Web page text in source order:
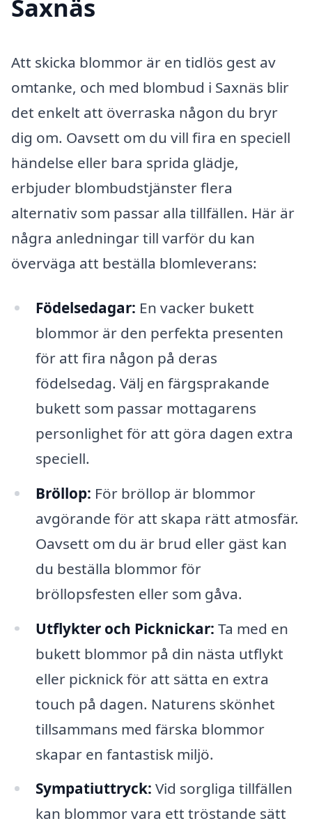
Saxnäs
Att skicka blommor är en tidlös gest av
omtanke, och med blombud i Saxnäs blir
det enkelt att överraska någon du bryr
dig om. Oavsett om du vill fira en speciell
händelse eller bara sprida glädje,
erbjuder blombudstjänster flera
alternativ som passar alla tillfällen. Här är
några anledningar till varför du kan
överväga att beställa blomleverans:
Födelsedagar: En vacker bukett
blommor är den perfekta presenten
för att fira någon på deras
födelsedag. Välj en färgsprakande
bukett som passar mottagarens
personlighet för att göra dagen extra
speciell.
Bröllop: För bröllop är blommor
avgörande för att skapa rätt atmosfär.
Oavsett om du är brud eller gäst kan
du beställa blommor för
bröllopsfesten eller som gåva.
Utflykter och Picknickar: Ta med en
bukett blommor på din nästa utflykt
eller picknick för att sätta en extra
touch på dagen. Naturens skönhet
tillsammans med färska blommor
skapar en fantastisk miljö.
Sympatiuttryck: Vid sorgliga tillfällen
kan blommor vara ett tröstande sätt